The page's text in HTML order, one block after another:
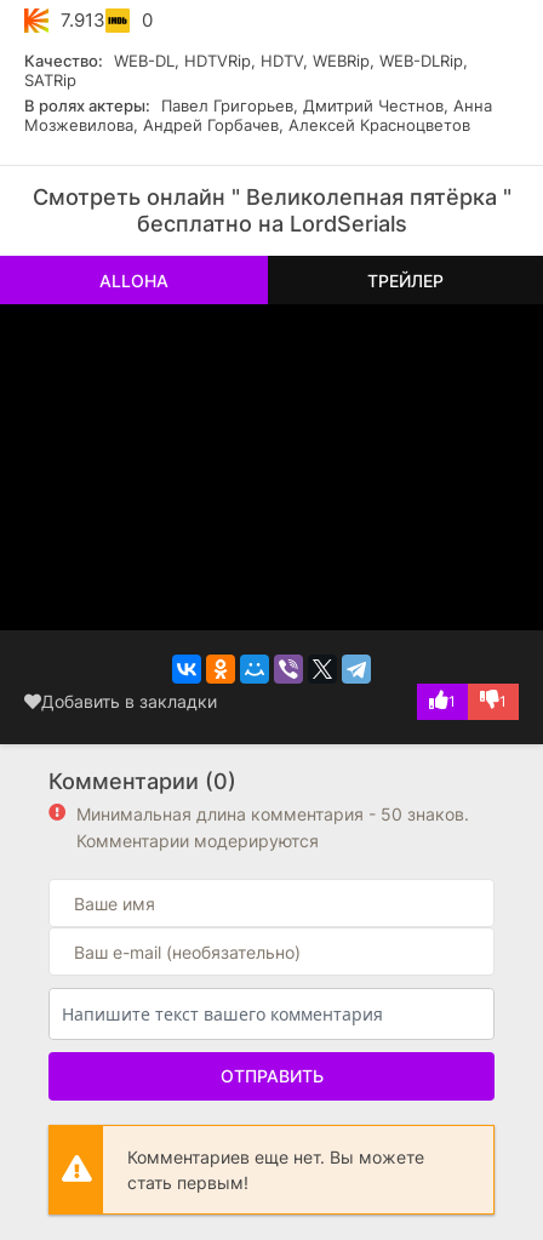
любовь, дружбу и юмор.
7.913 0
Качество:
WEB-DL, HDTVRip, HDTV, WEBRip, WEB-DLRip,
SATRip
В ролях актеры:
Павел Григорьев, Дмитрий Честнов, Анна
Мозжевилова, Андрей Горбачев, Алексей Красноцветов
Смотреть онлайн " Великолепная пятёрка "
бесплатно на LordSerials
РЕКЛАМА
РЕКЛАМА
РЕКЛАМА
РЕКЛАМАALLOHA ТРЕЙЛЕР
Добавить в закладки 1 1
Комментарии (0)
Минимальная длина комментария - 50 знаков.
Комментарии модерируются
ОТПРАВИТЬ
Комментариев еще нет. Вы можете
стать первым!